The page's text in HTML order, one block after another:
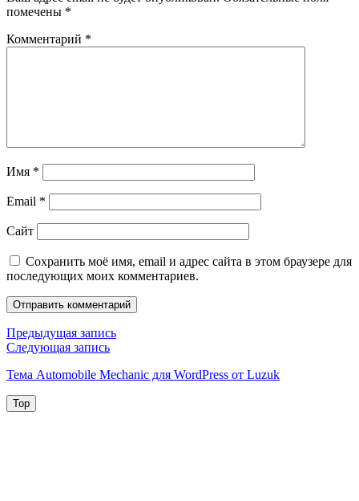
помечены *
Комментарий *
Имя *
Email *
Сайт
Сохранить моё имя, email и адрес сайта в этом браузере для
последующих моих комментариев.
Навигация
по
записям
Предыдущая
запись
Предыдущая запись
Следующая
Следующая запись
Тема Automobile Mechanic для WordPress от Luzuk
Top